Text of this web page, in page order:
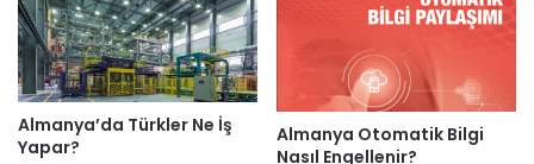
Almanya’da Türkler Ne İş
Yapar?
Almanya Otomatik Bilgi
Nasıl Engellenir?